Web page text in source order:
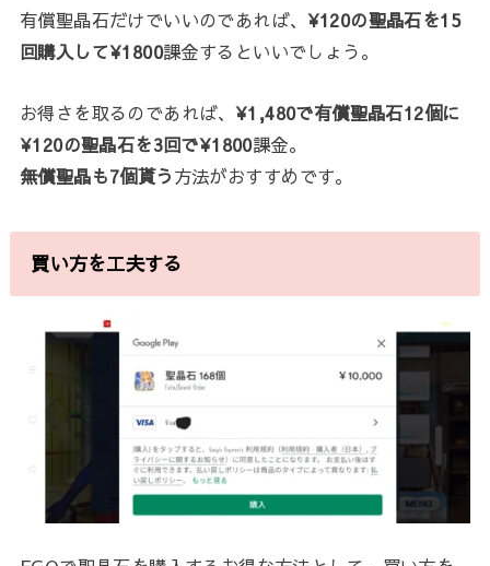
有償聖晶石だけでいいのであれば、 ¥120の聖晶石を15
回購入して¥1800課金するといいでしょう。
お得さを取るのであれば、 ¥1,480で有償聖晶石12個に
¥120の聖晶石を3回で¥1800課金。
無償聖晶も7個貰う方法がおすすめです。
買い方を工夫する